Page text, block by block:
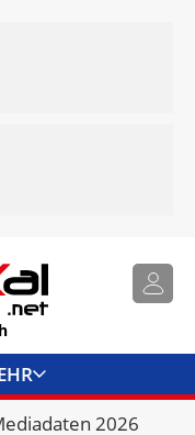
2026